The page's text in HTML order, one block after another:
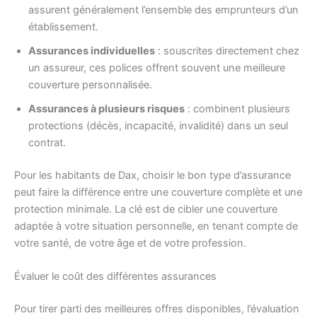
assurent généralement l’ensemble des emprunteurs d’un
établissement.
Assurances individuelles : souscrites directement chez
un assureur, ces polices offrent souvent une meilleure
couverture personnalisée.
Assurances à plusieurs risques : combinent plusieurs
protections (décès, incapacité, invalidité) dans un seul
contrat.
Pour les habitants de Dax, choisir le bon type d’assurance
peut faire la différence entre une couverture complète et une
protection minimale. La clé est de cibler une couverture
adaptée à votre situation personnelle, en tenant compte de
votre santé, de votre âge et de votre profession.
Évaluer le coût des différentes assurances
Pour tirer parti des meilleures offres disponibles, l’évaluation